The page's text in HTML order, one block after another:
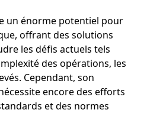
un énorme potentiel pour
offrant des solutions
les défis actuels tels
des opérations, les
Cependant, son
encore des efforts
et des normes